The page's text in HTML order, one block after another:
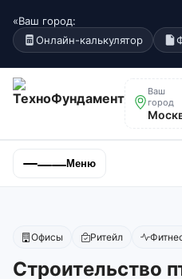
«Ваш город:
Онлайн-калькулятор
Ваш
город
Меню
Офисы Ритейл
Строительство